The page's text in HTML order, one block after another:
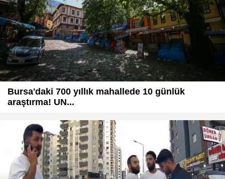
Bursa'daki 700 yıllık mahallede 10 günlük
araştırma! UN...